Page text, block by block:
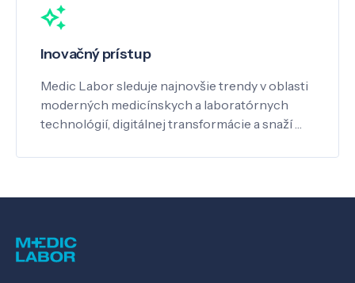
Inovačný prístup
Medic Labor sleduje najnovšie trendy v oblasti
moderných medicínskych a laboratórnych
technológií, digitálnej transformácie a snaží …